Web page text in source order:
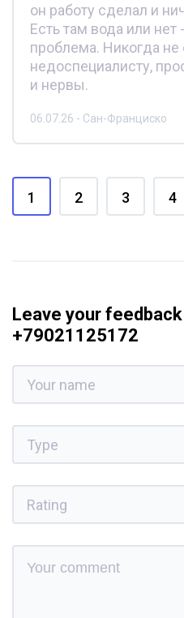
он работу сделал и
Есть там вода или нет
проблема. Никогда не
недоспециалисту,
и нервы.
06.07.26 - Сан-Франциско
1 2 3 4
Leave your
+79021125172